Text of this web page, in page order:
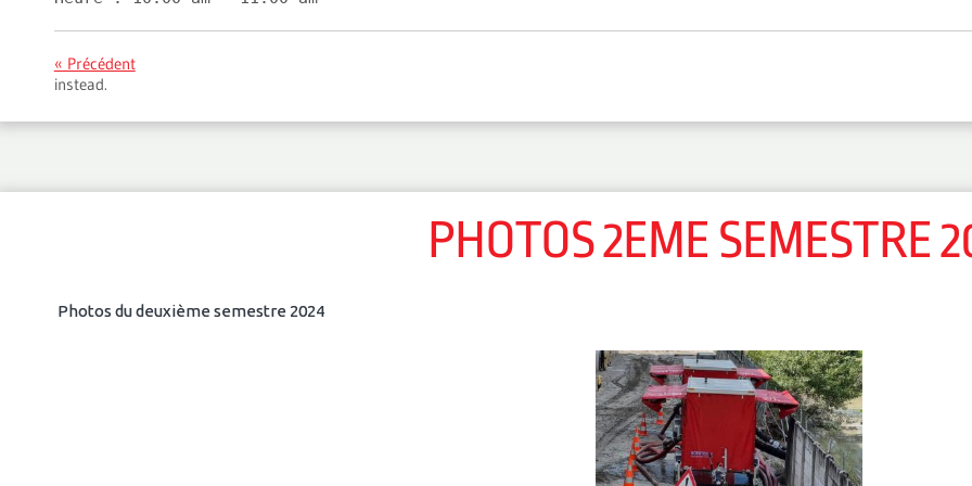
« Précédent
instead.
PHOTOS 2EME SEMESTRE
Photos du deuxième semestre 2024